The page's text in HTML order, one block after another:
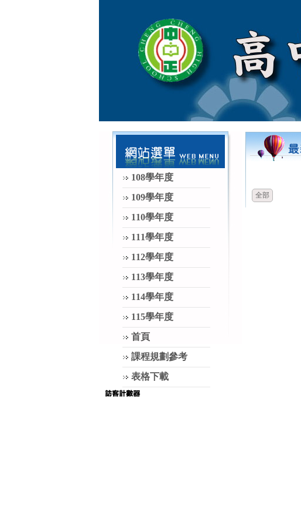
108學年度
109學年度
110學年度
111學年度
112學年度
113學年度
114學年度
115學年度
首頁
課程規劃參考
表格下載
全部